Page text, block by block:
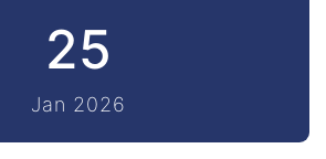
25
Jan 2026